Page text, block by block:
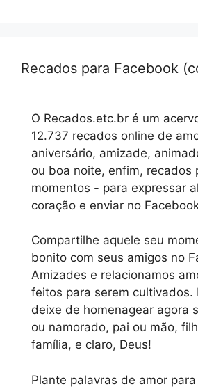
Recados para Facebook
O Recados.etc.br é um
12.737 recados online de
aniversário, amizade,
ou boa noite, enfim, recados
momentos - para expressar
coração e enviar no
Compartilhe aquele seu
bonito com seus amigos no
Amizades e relacionamos
feitos para serem cultivados.
deixe de homenagear agora
ou namorado, pai ou mão,
família, e claro, Deus!
Plante palavras de amor